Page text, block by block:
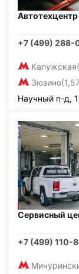
+7 (499) 288-
Калужская
Зюзино
Научный п-д,
Сервисный
+7 (499) 110-